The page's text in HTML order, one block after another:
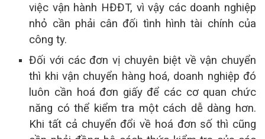
việc vận hành HĐĐT, vì vậy các doanh nghiệp
nhỏ cần phải cân đối tình hình tài chính của
công ty.
Đối với các đơn vị chuyên biệt về vận chuyển
thì khi vận chuyển hàng hoá, doanh nghiệp đó
luôn cần hoá đơn giấy để các cơ quan chức
năng có thể kiểm tra một cách dễ dàng hơn.
Khi tất cả chuyển đổi về hoá đơn số thì cũng